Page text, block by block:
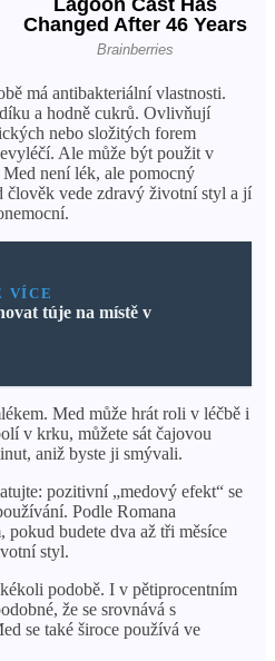
má antibakteriální vlastnosti.
a hodně cukrů. Ovlivňují
nebo složitých forem
Ale může být použit v
není lék, ale pomocný
člověk vede zdravý životní styl a jí
VÍCE
túje na místě v
Med může hrát roli v léčbě i
v krku, můžete sát čajovou
aniž byste ji smývali.
pozitivní „medový efekt“ se
Podle Romana
budete dva až tři měsíce
styl.
podobě. I v pětiprocentním
že se srovnává s
se také široce používá ve